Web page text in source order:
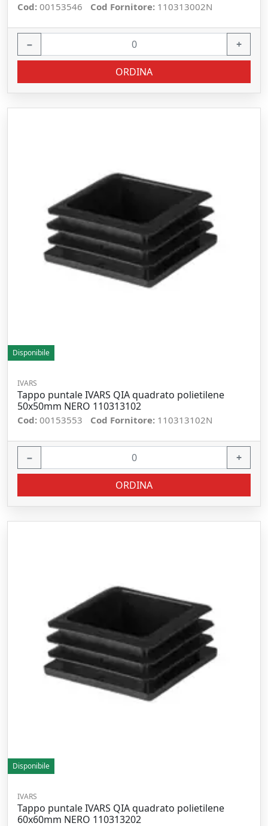
Cod: 00153546 Cod Fornitore: 110313002N
− +
ORDINA
Disponibile
IVARS
Tappo puntale IVARS QIA quadrato polietilene
50x50mm NERO 110313102
Cod: 00153553 Cod Fornitore: 110313102N
− +
ORDINA
Disponibile
IVARS
Tappo puntale IVARS QIA quadrato polietilene
60x60mm NERO 110313202